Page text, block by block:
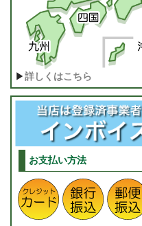
▶詳しくはこちら
お支払い方法